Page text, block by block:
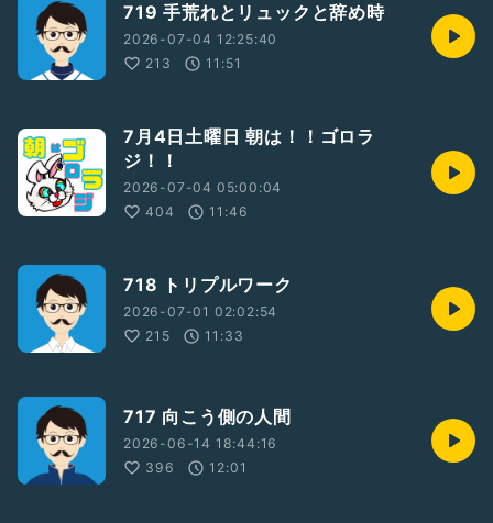
719 手荒れとリュックと辞め時
2026-07-04 12:25:40
213
11:51
7月4日土曜日 朝は！！ゴロラ
ジ！！
2026-07-04 05:00:04
404
11:46
718 トリプルワーク
2026-07-01 02:02:54
215
11:33
717 向こう側の人間
2026-06-14 18:44:16
396
12:01